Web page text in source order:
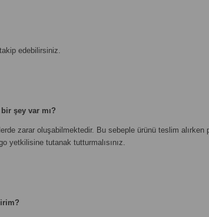
edebilirsiniz.
şey var mı?
zarar oluşabilmektedir. Bu sebeple ürünü teslim
yetkilisine tutanak tutturmalısınız.